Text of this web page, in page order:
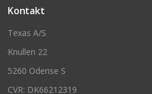
Kontakt
Texas A/S
Knullen 22
5260 Odense S
CVR: DK66212319